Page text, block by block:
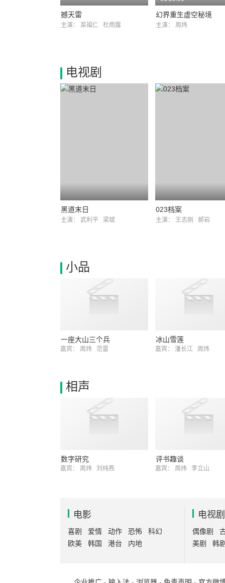
撼天雷
主演： 栾福仁 杜雨露
幻界重生虚空秘境
主演： 周炜
电视剧
黑道末日
主演： 武利平 梁斌
023档案
主演： 王志刚 郝岩
小品
一座大山三个兵
嘉宾： 周炜 范雷
冰山雪莲
嘉宾： 潘长江 周炜
相声
数字研究
嘉宾： 周炜 刘纯燕
评书趣谈
嘉宾： 周炜 李立山
电影
喜剧 爱情 动作 恐怖
科幻
欧美
韩国 港台 内地
电视剧
偶像剧
美剧
韩